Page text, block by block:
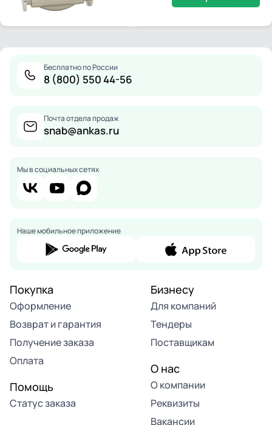
Бесплатно по России
8 (800) 550 44-56
Почта отдела продаж
snab@ankas.ru
Мы в социальных сетях
Наше мобильное приложение
Покупка
Оформление
Возврат и гарантия
Получение заказа
Оплата
Помощь
Статус заказа
Бизнесу
Для компаний
Тендеры
Поставщикам
О нас
О компании
Реквизиты
Вакансии